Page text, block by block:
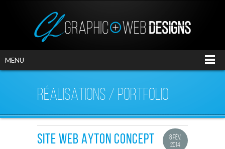
MENU
RÉALISATIONS / PORTFOLIO
8 FÉV.
2014
SITE WEB AYTON CONCEPT